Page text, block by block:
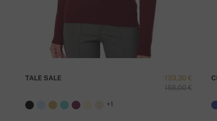
133,30 €
155,00 €
TALE SALE
+1